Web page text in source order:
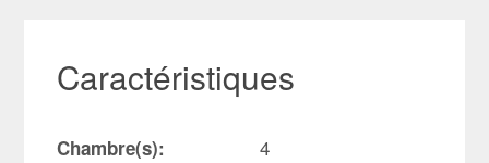
Caractéristiques
Chambre(s): 4